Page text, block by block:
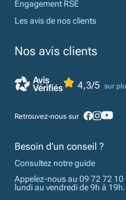
Engagement RSE
Les avis de nos clients
Nos avis clients
4,3/5 sur
Retrouvez-nous sur
Besoin d’un conseil ?
Consultez notre guide
Appelez-nous au 09 72 72
lundi au vendredi de 9h à 19h.